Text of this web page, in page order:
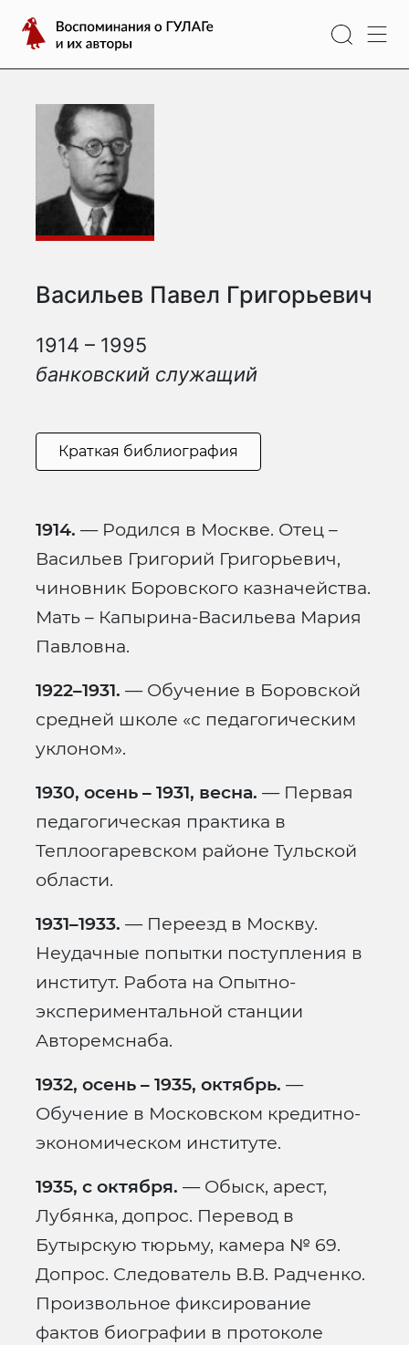
содержимому
Воспоминания
о
ГУЛАГе
авторы
Васильев Павел Григорьевич
1914 – 1995
банковский служащий
Краткая библиография
1914. — Родился в Москве. Отец –
Васильев Григорий Григорьевич,
чиновник Боровского казначейства.
Мать – Капырина-Васильева Мария
Павловна.
1922–1931. — Обучение в Боровской
средней школе «с педагогическим
уклоном».
1930, осень – 1931, весна. — Первая
педагогическая практика в
Теплоогаревском районе Тульской
области.
1931–1933. — Переезд в Москву.
Неудачные попытки поступления в
институт. Работа на Опытно-
экспериментальной станции
Авторемснаба.
1932, осень – 1935, октябрь. —
Обучение в Московском кредитно-
экономическом институте.
1935, с октября. — Обыск, арест,
Лубянка, допрос. Перевод в
Бутырскую тюрьму, камера № 69.
Допрос. Следователь В.В. Радченко.
Произвольное фиксирование
фактов биографии в протоколе